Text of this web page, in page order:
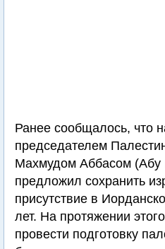
Ранее сообщалось, что
председателем
Махмудом Аббасом
предложил сохранить
присутствие в
лет. На протяжении
провести подготовку